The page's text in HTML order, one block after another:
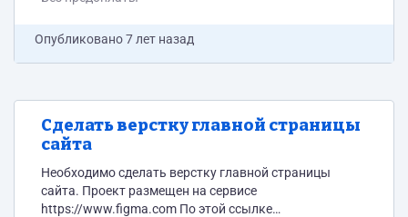
Опубликовано7 лет назад
Сделать верстку главной страницы
сайта
Необходимо сделать верстку главной страницы
сайта. Проект размещен на сервисе
https://www.figma.com По этой ссылке